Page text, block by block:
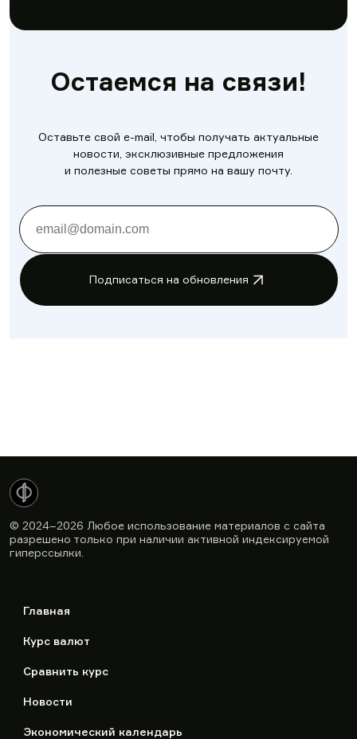
Остаемся на связи!
Оставьте свой e-mail, чтобы получать актуальные
новости, эксклюзивные предложения
и полезные советы прямо на вашу почту.
Подписаться на обновления
© 2024–2026 Любое использование материалов с сайта
разрешено только при наличии активной индексируемой
гиперссылки.
Главная
Курс валют
Сравнить курс
Новости
Экономический календарь